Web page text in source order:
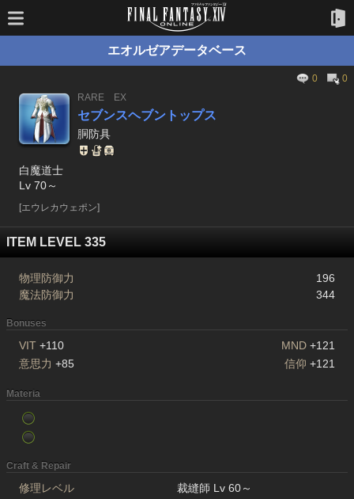
エオルゼアデータベース
0
0
RARE
EX
セブンスヘブントップス
胴防具
白魔道士
Lv 70～
[エウレカウェポン]
ITEM LEVEL 335
物理防御力
196
魔法防御力
344
Bonuses
VIT +110 MND +121
意思力 +85 信仰 +121
Materia
Craft & Repair
修理レベル
裁縫師 Lv 60～